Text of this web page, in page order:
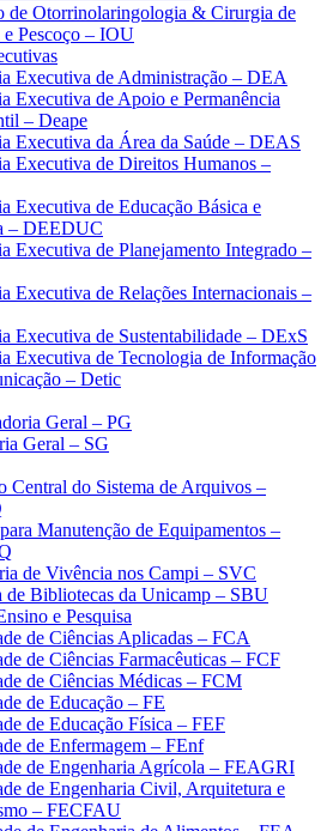
de Otorrinolaringologia & Cirurgia de
e Pescoço – IOU
Executiva de Administração – DEA
Executiva de Apoio e Permanência
– Deape
Executiva da Área da Saúde – DEAS
Executiva de Direitos Humanos –
Executiva de Educação Básica e
– DEEDUC
Executiva de Planejamento Integrado –
Executiva de Relações Internacionais –
Executiva de Sustentabilidade – DExS
Executiva de Tecnologia de Informação
– Detic
Geral – PG
Geral – SG
Central do Sistema de Arquivos –
Manutenção de Equipamentos –
de Vivência nos Campi – SVC
de Bibliotecas da Unicamp – SBU
e Pesquisa
de Ciências Aplicadas – FCA
de Ciências Farmacêuticas – FCF
de Ciências Médicas – FCM
de Educação – FE
de Educação Física – FEF
de Enfermagem – FEnf
de Engenharia Agrícola – FEAGRI
de Engenharia Civil, Arquitetura e
– FECFAU